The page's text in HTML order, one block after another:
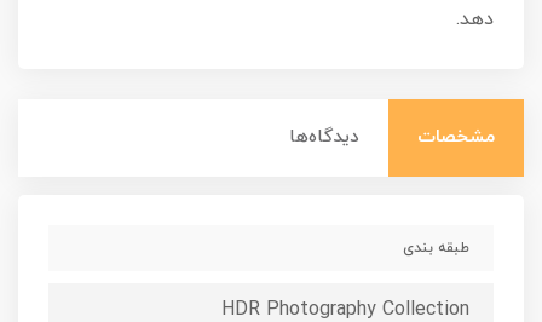
دهد.
مشخصات دیدگاه‌ها
طبقه بندی
HDR Photography Collection